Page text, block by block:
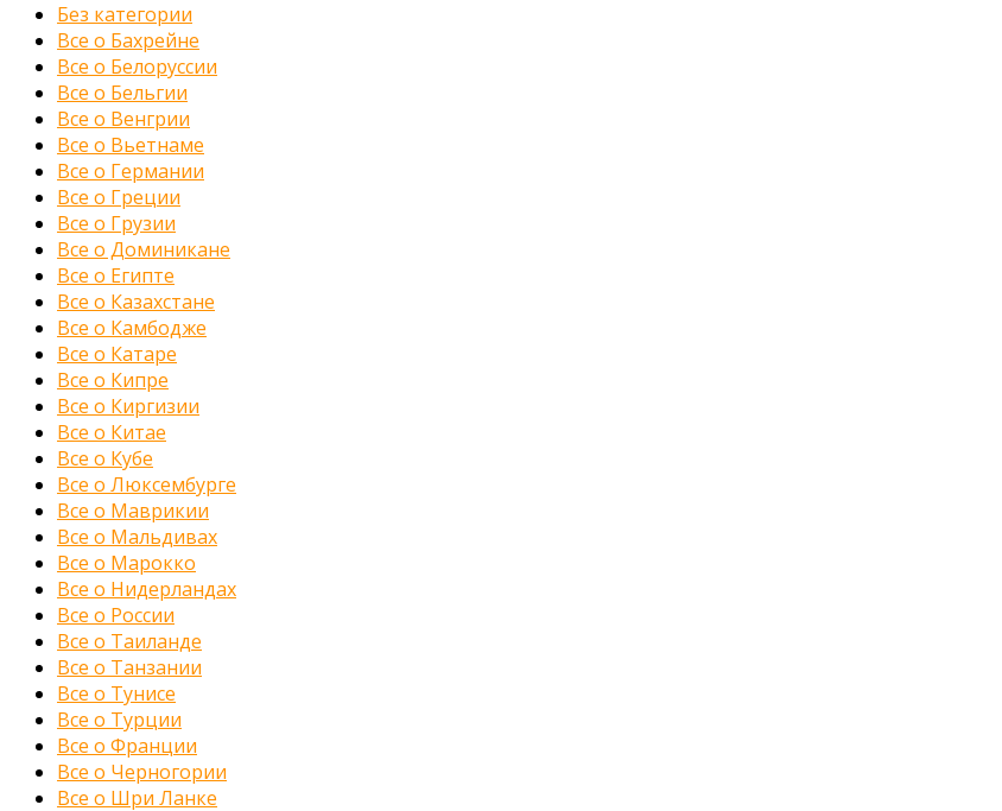
Без категории
Все о Бахрейне
Все о Белоруссии
Все о Бельгии
Все о Венгрии
Все о Вьетнаме
Все о Германии
Все о Греции
Все о Грузии
Все о Доминикане
Все о Египте
Все о Казахстане
Все о Камбодже
Все о Катаре
Все о Кипре
Все о Киргизии
Все о Китае
Все о Кубе
Все о Люксембурге
Все о Маврикии
Все о Мальдивах
Все о Марокко
Все о Нидерландах
Все о России
Все о Таиланде
Все о Танзании
Все о Тунисе
Все о Турции
Все о Франции
Все о Черногории
Все о Шри Ланке